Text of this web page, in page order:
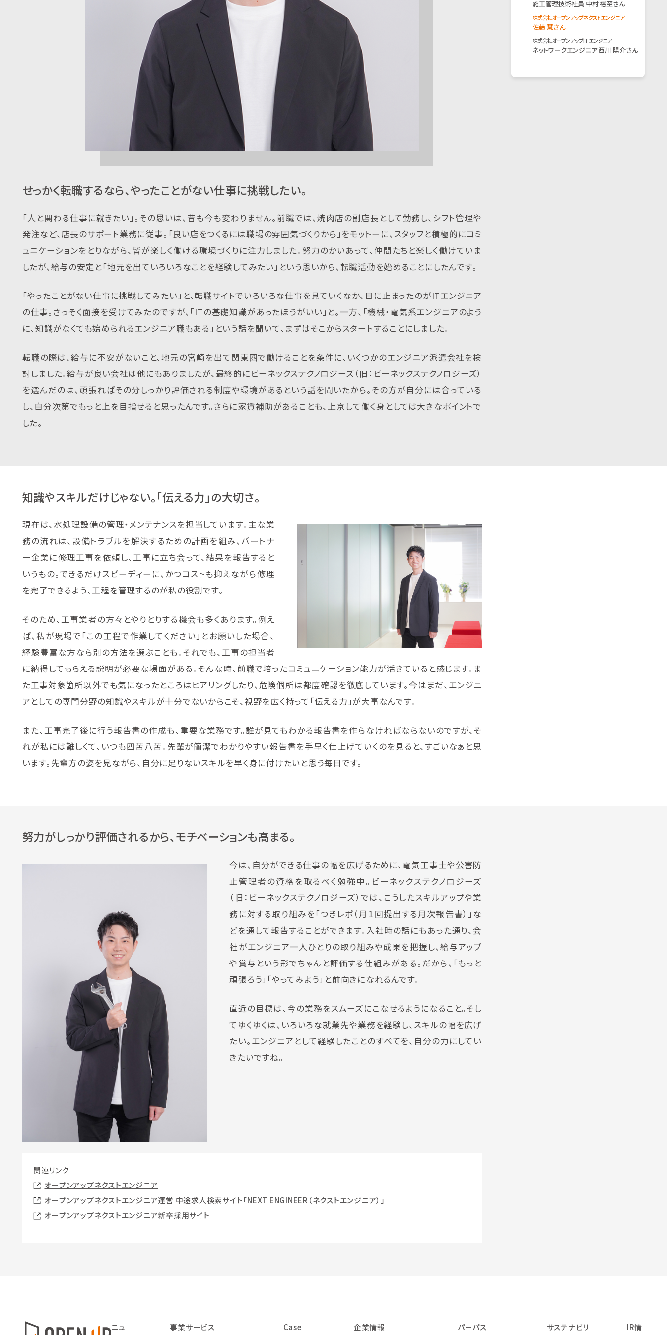
せっかく転職するなら、やったことがない仕事に挑戦したい。
「人と関わる仕事に就きたい」。その思いは、昔も今も変わりません。前職では、焼肉店の副店長として勤務し、シフト管理や
発注など、店長のサポート業務に従事。「良い店をつくるには職場の雰囲気づくりから」をモットーに、スタッフと積極的にコミ
ュニケーションをとりながら、皆が楽しく働ける環境づくりに注力しました。努力のかいあって、仲間たちと楽しく働けていま
したが、給与の安定と「地元を出ていろいろなことを経験してみたい」という思いから、転職活動を始めることにしたんです。
「やったことがない仕事に挑戦してみたい」と、転職サイトでいろいろな仕事を見ていくなか、目に止まったのがITエンジニア
の仕事。さっそく面接を受けてみたのですが、「ITの基礎知識があったほうがいい」と。一方、「機械・電気系エンジニアのよう
に、知識がなくても始められるエンジニア職もある」という話を聞いて、まずはそこからスタートすることにしました。
転職の際は、給与に不安がないこと、地元の宮崎を出て関東圏で働けることを条件に、いくつかのエンジニア派遣会社を検
討しました。給与が良い会社は他にもありましたが、最終的にビーネックステクノロジーズ（旧：ビーネックステクノロジーズ）
を選んだのは、頑張ればその分しっかり評価される制度や環境があるという話を聞いたから。その方が自分には合っている
し、自分次第でもっと上を目指せると思ったんです。さらに家賃補助があることも、上京して働く身としては大きなポイントで
した。
知識やスキルだけじゃない。「伝える力」の大切さ。
現在は、水処理設備の管理・メンテナンスを担当しています。主な業
務の流れは、設備トラブルを解決するための計画を組み、パートナ
ー企業に修理工事を依頼し、工事に立ち会って、結果を報告すると
いうもの。できるだけスピーディーに、かつコストも抑えながら修理
を完了できるよう、工程を管理するのが私の役割です。
そのため、工事業者の方々とやりとりする機会も多くあります。例え
ば、私が現場で「この工程で作業してください」とお願いした場合、
経験豊富な方なら別の方法を選ぶことも。それでも、工事の担当者
に納得してもらえる説明が必要な場面がある。そんな時、前職で培ったコミュニケーション能力が活きていると感じます。ま
た工事対象箇所以外でも気になったところはヒアリングしたり、危険個所は都度確認を徹底しています。今はまだ、エンジニ
アとしての専門分野の知識やスキルが十分でないからこそ、視野を広く持って「伝える力」が大事なんです。
また、工事完了後に行う報告書の作成も、重要な業務です。誰が見てもわかる報告書を作らなければならないのですが、そ
れが私には難しくて、いつも四苦八苦。先輩が簡潔でわかりやすい報告書を手早く仕上げていくのを見ると、すごいなぁと思
います。先輩方の姿を見ながら、自分に足りないスキルを早く身に付けたいと思う毎日です。
努力がしっかり評価されるから、モチベーションも高まる。
今は、自分ができる仕事の幅を広げるために、電気工事士や公害防
止管理者の資格を取るべく勉強中。ビーネックステクノロジーズ
（旧：ビーネックステクノロジーズ）では、こうしたスキルアップや業
務に対する取り組みを「つきレポ（月１回提出する月次報告書）」な
どを通して報告することができます。入社時の話にもあった通り、会
社がエンジニア一人ひとりの取り組みや成果を把握し、給与アップ
や賞与という形でちゃんと評価する仕組みがある。だから、「もっと
頑張ろう」「やってみよう」と前向きになれるんです。
直近の目標は、今の業務をスムーズにこなせるようになること。そし
てゆくゆくは、いろいろな就業先や業務を経験し、スキルの幅を広げ
たい。エンジニアとして経験したことのすべてを、自分の力にしてい
きたいですね。
関連リンク
オープンアップネクストエンジニア
オープンアップネクストエンジニア運営 中途求人検索サイト「NEXT ENGINEER（ネクストエンジニア）」
オープンアップネクストエンジニア新卒採用サイト
施工管理技術社員 中村 裕至さん
株式会社オープンアップネクストエンジニア
佐藤 慧さん
株式会社オープンアップITエンジニア
ネットワークエンジニア 西川 陽介さん
ニュ
事業サービス
Case
企業情報 パーパス
サステナビリ
IR情